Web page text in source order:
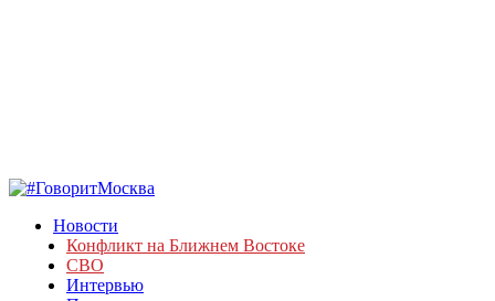
Новости
Конфликт на Ближнем Востоке
СВО
Интервью